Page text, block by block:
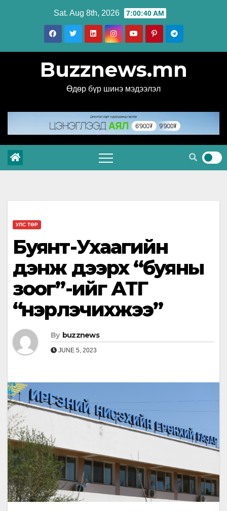
Sat. Aug 8th, 2026 7:00:41 AM
Buzznews.mn
Өдөр бүр шинэ мэдээлэл
УЛС ТӨР
Буянт-Ухаагийн
дэнж дээрх “буяны
зоог”-ийг АТГ
“үнэрлэчихжээ”
By buzznews
JUNE 5, 2023